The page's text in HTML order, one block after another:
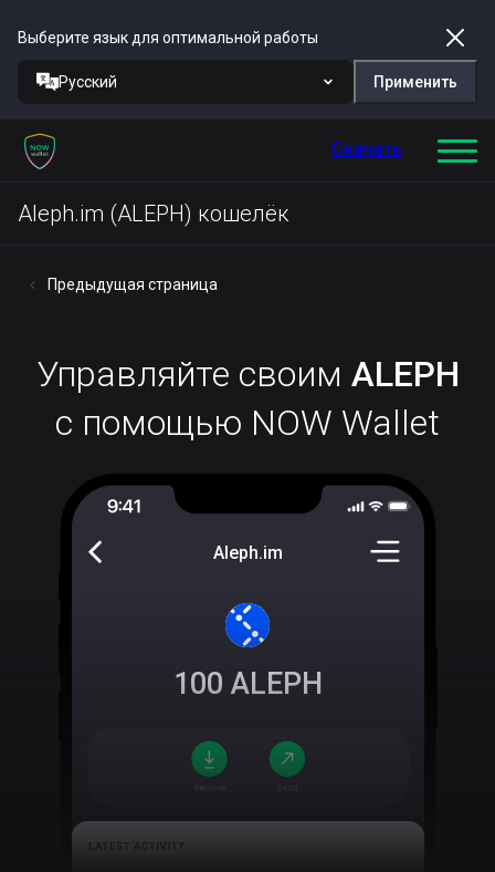
Выберите язык для оптимальной работы
Русский Применить
Скачать
Aleph.im (ALEPH) кошелёк
Предыдущая страница
Управляйте своим ALEPH
с помощью NOW Wallet
Aleph.im
100 ALEPH